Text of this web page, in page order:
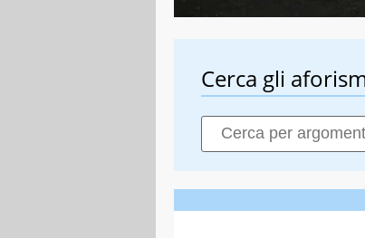
Cerca gli